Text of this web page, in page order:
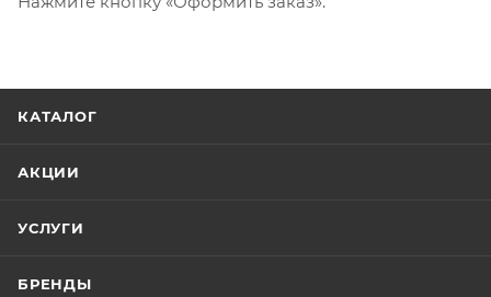
КАТАЛОГ
АКЦИИ
УСЛУГИ
БРЕНДЫ